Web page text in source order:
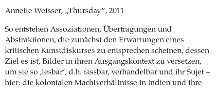
Annette Weisser, „Thursday“, 2011
So entstehen Assoziationen, Übertragungen und
Abstraktionen, die zunächst den Erwartungen eines
kritischen Kunstdiskurses zu entsprechen scheinen, dessen
Ziel es ist, Bilder in ihren Ausgangskontext zu versetzen,
um sie so ‚lesbar‘, d.h. fassbar, verhandelbar und ihr Sujet –
hier: die kolonialen Machtverhältnisse in Indien und ihre